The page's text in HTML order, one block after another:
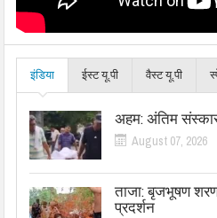
इंडिया ईस्ट यू.पी वैस्ट यू.पी
अहम: अंतिम संस्कार
August 07, 2026
ताजा: बृजभूषण
प्रदर्शन